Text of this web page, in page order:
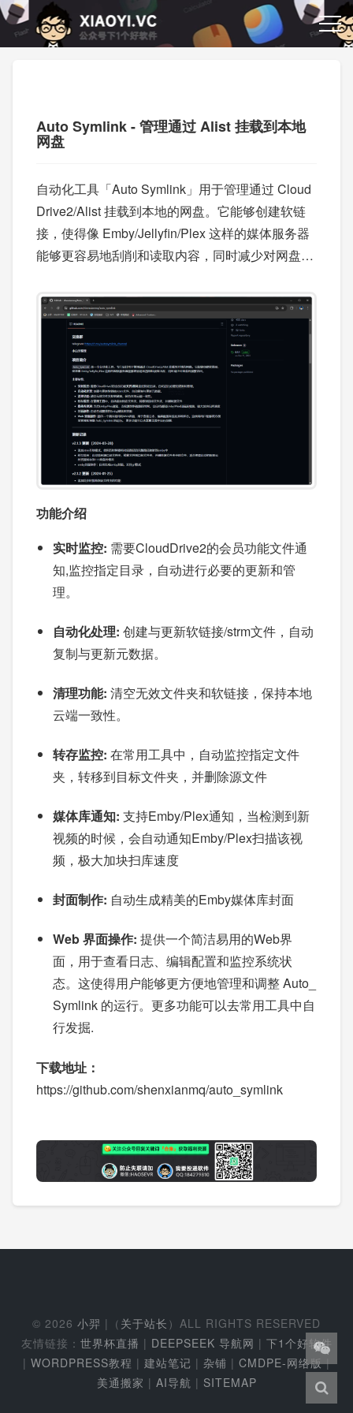
Auto Symlink - 管理通过 Alist 挂载到本地
网盘
自动化工具「Auto Symlink」用于管理通过 Cloud
Drive2/Alist 挂载到本地的网盘。它能够创建软链
接，使得像 Emby/Jellyfin/Plex 这样的媒体服务器
能够更容易地刮削和读取内容，同时减少对网盘的
功能介绍
实时监控: 需要CloudDrive2的会员功能文件通
知,监控指定目录，自动进行必要的更新和管
理。
自动化处理: 创建与更新软链接/strm文件，自动
复制与更新元数据。
清理功能: 清空无效文件夹和软链接，保持本地
云端一致性。
转存监控: 在常用工具中，自动监控指定文件
夹，转移到目标文件夹，并删除源文件
媒体库通知: 支持Emby/Plex通知，当检测到新
视频的时候，会自动通知Emby/Plex扫描该视
频，极大加块扫库速度
封面制作: 自动生成精美的Emby媒体库封面
Web 界面操作: 提供一个简洁易用的Web界
面，用于查看日志、编辑配置和监控系统状
态。这使得用户能够更方便地管理和调整 Auto_
Symlink 的运行。更多功能可以去常用工具中自
行发掘.
下载地址：
https://github.com/shenxianmq/auto_symlink
© 2026 小羿 |（ 关于站长 ）ALL RIGHTS RESERVED
友情链接： 世界杯直播 | DEEPSEEK 导航网 | 下1个好软件
| WORDPRESS教程 | 建站笔记 | 杂铺 | CMDPE-网络版|
美通搬家 | AI导航 | SITEMAP